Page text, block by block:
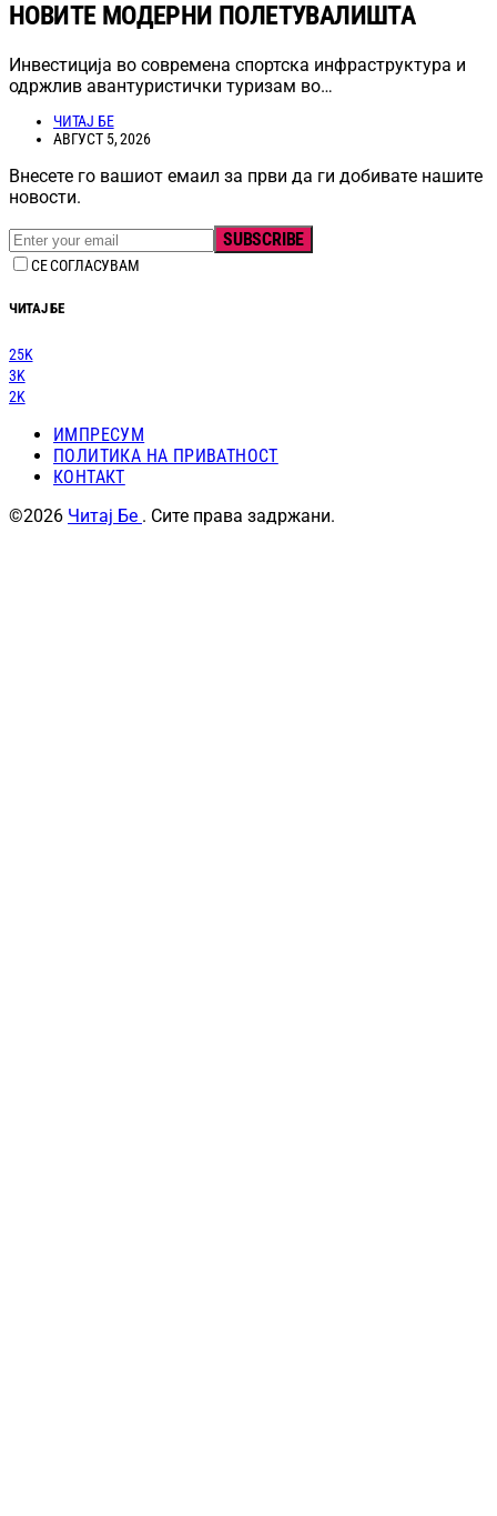
НОВИТЕ МОДЕРНИ ПОЛЕТУВАЛИШТА
Инвестиција во современа спортска инфраструктура и
одржлив авантуристички туризам во…
ЧИТАЈ БЕ
АВГУСТ 5, 2026
Внесете го вашиот емаил за први да ги добивате нашите
новости.
SUBSCRIBE
СЕ СОГЛАСУВАМ
ЧИТАЈ БЕ
25K
3K
2K
ИМПРЕСУМ
ПОЛИТИКА НА ПРИВАТНОСТ
КОНТАКТ
©2026 Читај Бе . Сите права задржани.